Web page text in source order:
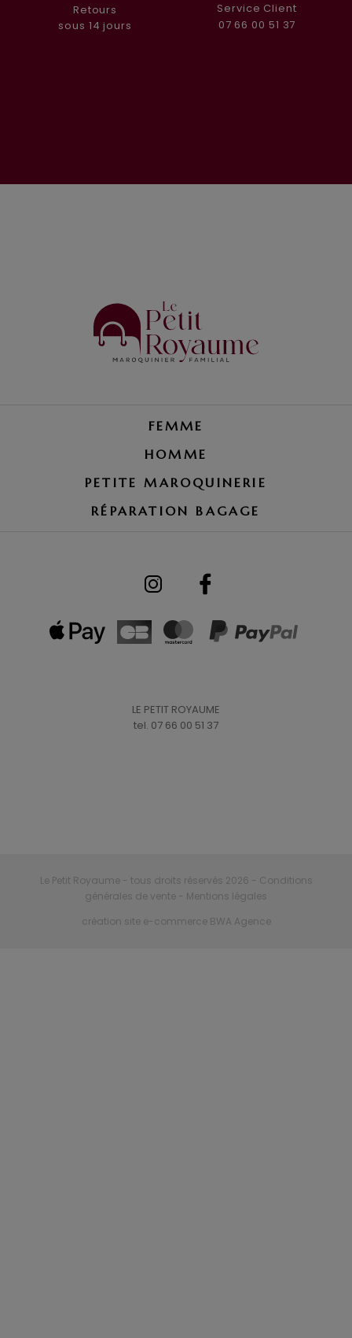
Retours
sous 14 jours
Service Client
07 66 00 51 37
FEMME
HOMME
PETITE MAROQUINERIE
RÉPARATION BAGAGE
LE PETIT ROYAUME
tel. 07 66 00 51 37
Le Petit Royaume - tous droits réservés 2026 - Conditions
générales de vente - Mentions légales
création site e-commerce BWA Agence